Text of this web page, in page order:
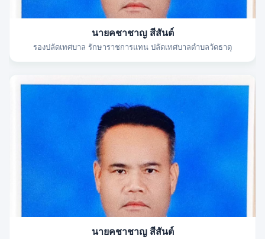
นายคชาชาญ สีสันต์
รองปลัดเทศบาล รักษาราชการแทน ปลัดเทศบาลตำบลวัดธาตุ
นายคชาชาญ สีสันต์